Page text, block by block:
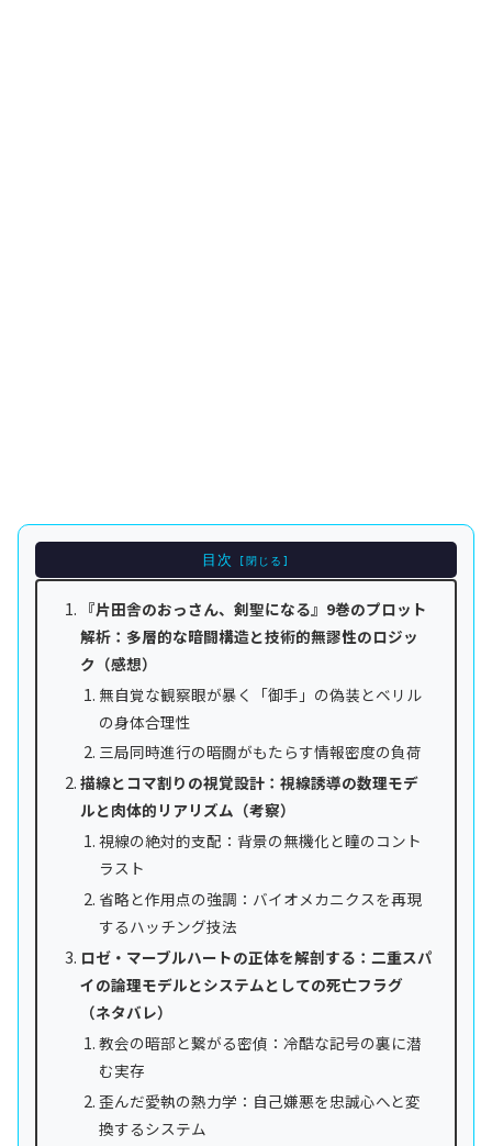
目次
『片田舎のおっさん、剣聖になる』9巻のプロット
解析：多層的な暗闘構造と技術的無謬性のロジッ
ク（感想）
無自覚な観察眼が暴く「御手」の偽装とベリル
の身体合理性
三局同時進行の暗闘がもたらす情報密度の負荷
描線とコマ割りの視覚設計：視線誘導の数理モデ
ルと肉体的リアリズム（考察）
視線の絶対的支配：背景の無機化と瞳のコント
ラスト
省略と作用点の強調：バイオメカニクスを再現
するハッチング技法
ロゼ・マーブルハートの正体を解剖する：二重スパ
イの論理モデルとシステムとしての死亡フラグ
（ネタバレ）
教会の暗部と繋がる密偵：冷酷な記号の裏に潜
む実存
歪んだ愛執の熱力学：自己嫌悪を忠誠心へと変
換するシステム